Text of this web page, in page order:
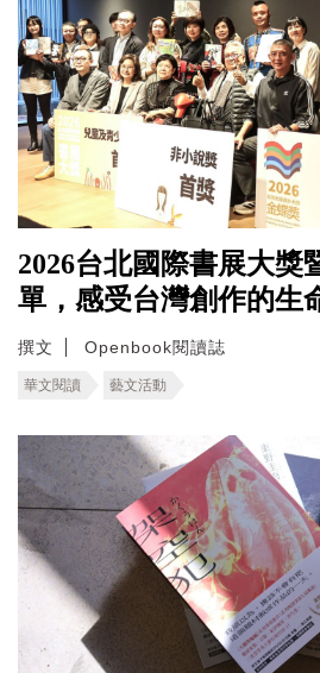
2026台北國際書展大獎
單，感受台灣創作的生
撰文 Openbook閱讀誌
華文閱讀 藝文活動